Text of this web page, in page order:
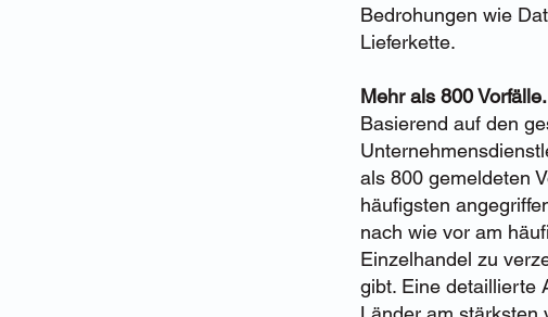
Bedrohungen wie
Lieferkette.
Mehr als 800 Vorfälle.
Basierend auf den
als 800 gemeldeten
häufigsten
nach wie vor am
Einzelhandel zu
gibt. Eine detaillierte